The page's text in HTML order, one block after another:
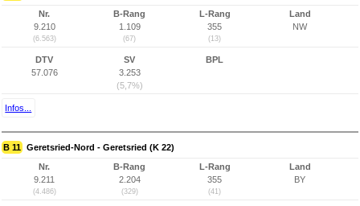
Nr.
9.210
(6.563)
B-Rang
1.109
(67)
L-Rang
355
(13)
Land
NW
DTV
57.076
SV
3.253
(5,7%)
BPL
Infos...
B 11 Geretsried-Nord - Geretsried (K 22)
Nr.
9.211
(4.486)
B-Rang
2.204
(329)
L-Rang
355
(41)
Land
BY